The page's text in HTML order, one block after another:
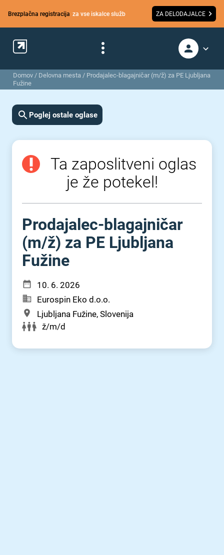
Brezplačna registracija za vse iskalce služb ZA DELODAJALCE
Domov / Delovna mesta / Prodajalec-blagajničar (m/ž) za PE Ljubljana
Fužine
Poglej ostale oglase
Ta zaposlitveni oglas
je že potekel!
Prodajalec-blagajničar
(m⁠/⁠ž) za PE Ljubljana
Fužine
10. 6. 2026
Eurospin Eko d.o.o.
Ljubljana Fužine, Slovenija
ž/m/d